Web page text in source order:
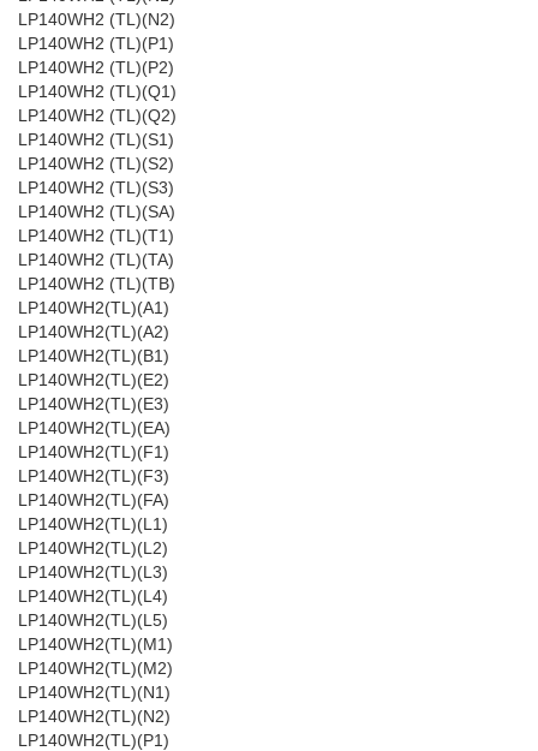
LP140WH2 (TL)(N2)
LP140WH2 (TL)(P1)
LP140WH2 (TL)(P2)
LP140WH2 (TL)(Q1)
LP140WH2 (TL)(Q2)
LP140WH2 (TL)(S1)
LP140WH2 (TL)(S2)
LP140WH2 (TL)(S3)
LP140WH2 (TL)(SA)
LP140WH2 (TL)(T1)
LP140WH2 (TL)(TA)
LP140WH2 (TL)(TB)
LP140WH2(TL)(A1)
LP140WH2(TL)(A2)
LP140WH2(TL)(B1)
LP140WH2(TL)(E2)
LP140WH2(TL)(E3)
LP140WH2(TL)(EA)
LP140WH2(TL)(F1)
LP140WH2(TL)(F3)
LP140WH2(TL)(FA)
LP140WH2(TL)(L1)
LP140WH2(TL)(L2)
LP140WH2(TL)(L3)
LP140WH2(TL)(L4)
LP140WH2(TL)(L5)
LP140WH2(TL)(M1)
LP140WH2(TL)(M2)
LP140WH2(TL)(N1)
LP140WH2(TL)(N2)
LP140WH2(TL)(P1)